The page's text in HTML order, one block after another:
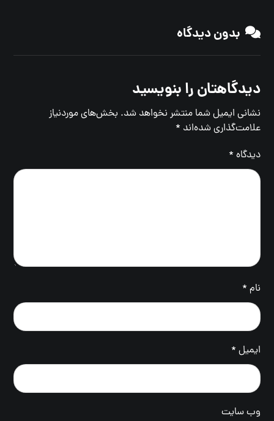
بدون دیدگاه
دیدگاهتان را بنویسید
نشانی ایمیل شما منتشر نخواهد شد. بخش‌های موردنیاز
علامت‌گذاری شده‌اند *
دیدگاه *
نام *
ایمیل *
وب‌ سایت